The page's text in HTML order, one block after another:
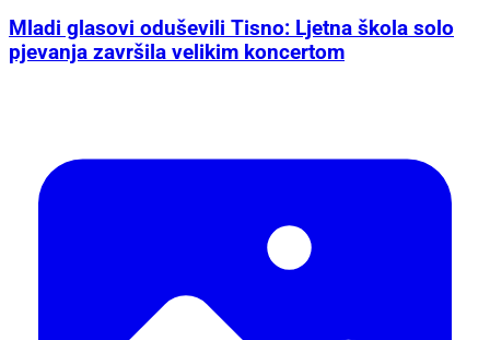
Mladi glasovi oduševili Tisno: Ljetna škola solo
pjevanja završila velikim koncertom